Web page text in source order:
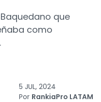
que
como
5 JUL, 2024
Por RankiaPro LATAM